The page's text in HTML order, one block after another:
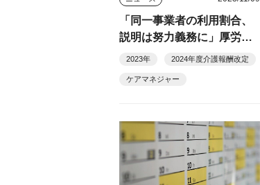
「同一事業者の利用割合、
説明は努力義務に」厚労省
提案
2023年 2024年度介護報酬改定
ケアマネジャー